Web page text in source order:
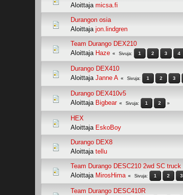
Aloittaja micsa.fi
Durangon osia
Aloittaja jon.lindgren
Team Durango DEX210
Aloittaja Haze Sivuja 1 2 3 4
Durango DEX410
Aloittaja Janne A Sivuja 1 2 3
Durango DEX410v5
Aloittaja Bigbear Sivuja 1 2
HEX
Aloittaja EskoBoy
Durango DEX8
Aloittaja tellu
Team Durango DESC210 2wd SC truck
Aloittaja MirosHima Sivuja 1 2 3
Team Durango DESC410R